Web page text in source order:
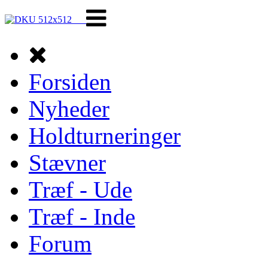
Forsiden
Nyheder
Holdturneringer
Stævner
Træf - Ude
Træf - Inde
Forum